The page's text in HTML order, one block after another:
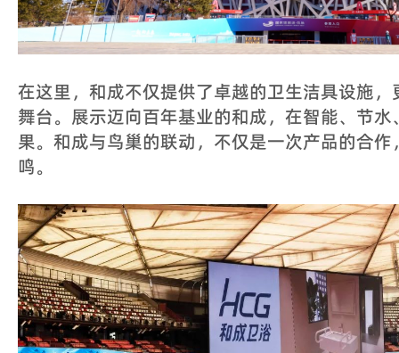
在这里，和成不仅提供了卓越的卫生洁具设施
舞台。 展示迈向百年基业的和成，在智能、节
果。 和成与鸟巢的联动，不仅是一次产品的合
鸣。